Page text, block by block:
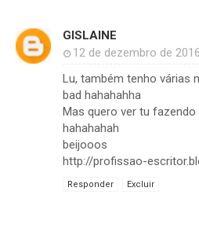
GISLAINE
12 de dezembro de
Lu, também tenho várias
bad hahahahha
Mas quero ver tu
hahahahah
beijooos
http://profissao-
Responder Excluir